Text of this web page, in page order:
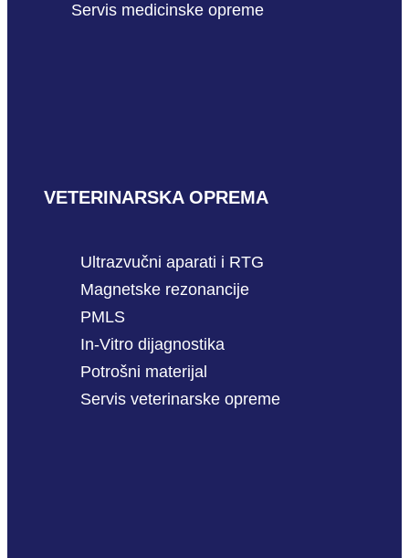
Servis medicinske opreme
VETERINARSKA OPREMA
Ultrazvučni aparati i RTG
Magnetske rezonancije
PMLS
In-Vitro dijagnostika
Potrošni materijal
Servis veterinarske opreme